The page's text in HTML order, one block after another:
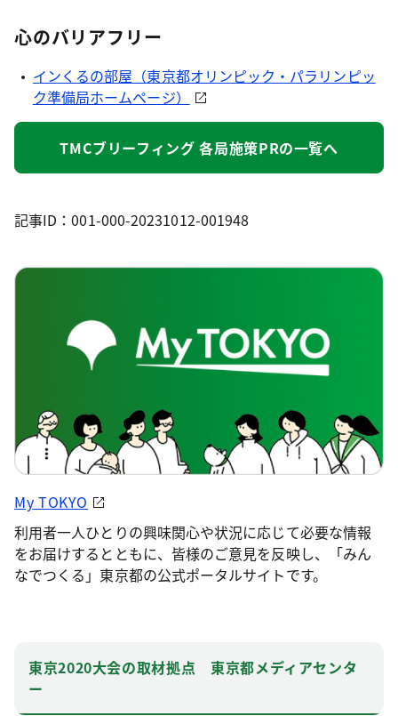
心のバリアフリー
インくるの部屋（東京都オリンピック・パラリンピッ
ク準備局ホームページ）
TMCブリーフィング 各局施策PRの一覧へ
記事ID：001-000-20231012-001948
My TOKYO
利用者一人ひとりの興味関心や状況に応じて必要な情報
をお届けするとともに、皆様のご意見を反映し、「みん
なでつくる」東京都の公式ポータルサイトです。
東京2020大会の取材拠点 東京都メディアセンタ
ー